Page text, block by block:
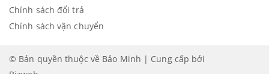
Chính sách đổi trả
Chính sách vận chuyển
© Bản quyền thuộc về Bảo Minh | Cung cấp bởi